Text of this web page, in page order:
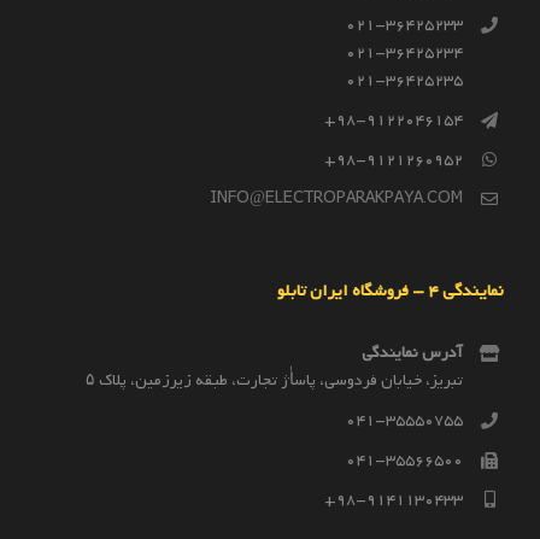
021-36425233
021-36425234
021-36425235
98-9122046154+
98-9121260952+
INFO@ELECTROPARAKPAYA.COM
نمایندگی 4 – فروشگاه ایران تابلو
آدرس نمایندگی
تبریز، خیابان فردوسی، پاساٰژ تجارت، طبقه زیرزمین، پلاک ۵
041-35550755
041-35566500
98-9141130433+